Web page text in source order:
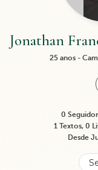
Jonathan
25 anos -
0
1 Textos, 0
Desde